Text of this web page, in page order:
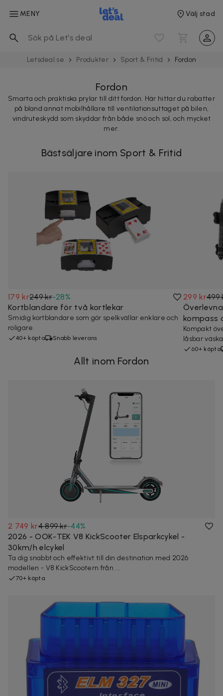
MENY Välj stad
Letsdeal.se Produkter Sport & Fritid Fordon
Fordon
Smarta och praktiska prylar till ditt fordon. Här hittar du rabatter
på bland annat mobilhållare till ventilationsuttaget på bilen,
vindruteskydd som skyddar från både snö och sol, och mycket
mer.
Bästsäljare inom Sport & Fritid
179 kr249 kr-28%
Kortblandare för två kortlekar
Smidig kortblandare som gör spelkvällar enklare och
roligare.
40+ köpta Snabb leverans
299 kr499
kompass
Kompakt
låsbar
60+ köpta
Allt inom Fordon
2 749 kr4 899 kr-44%
2026 - OOK-TEK V8 KickScooter Elsparkcykel -
30km/h elcykel
Ta dig snabbt och effektivt till din destination med 2026
modellen - V8 KickScootern från ...
70+ köpta